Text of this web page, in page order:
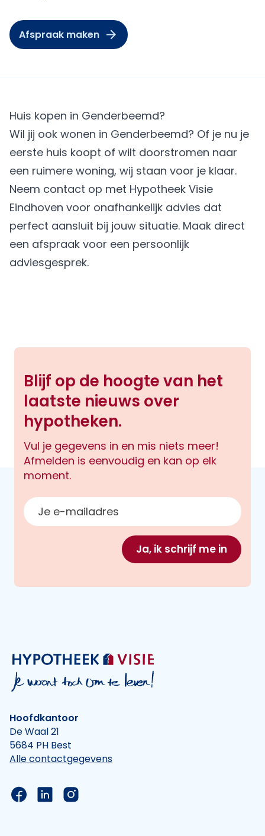
Afspraak maken
Huis kopen in Genderbeemd?
Wil jij ook wonen in Genderbeemd? Of je nu je
eerste huis koopt of wilt doorstromen naar
een ruimere woning, wij staan voor je klaar.
Neem contact op met Hypotheek Visie
Eindhoven voor onafhankelijk advies dat
perfect aansluit bij jouw situatie. Maak direct
een afspraak voor een persoonlijk
adviesgesprek.
Blijf op de hoogte van het
laatste nieuws over
hypotheken.
Vul je gegevens in en mis niets meer!
Afmelden is eenvoudig en kan op elk
moment.
E-mailadres
Ja, ik schrijf me in
Hoofdkantoor
De Waal 21
5684 PH Best
Alle contactgegevens
Link naar de Facebook pagina van Hypotheek
Link naar de LinkedIn pagina van
Link naar de Instagram pagina van